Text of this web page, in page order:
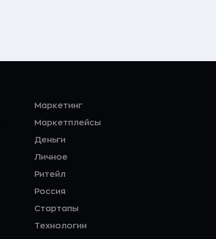
Маркетинг
Маркетплейсы
Деньги
Личное
Ритейл
Россия
Стартапы
Технологии